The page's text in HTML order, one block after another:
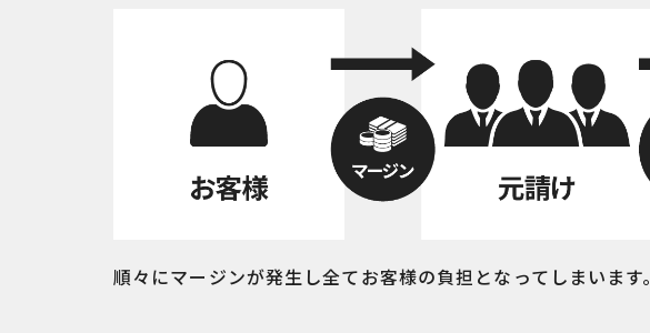
順々にマージンが発生し全てお客様の負担となってしまいます。